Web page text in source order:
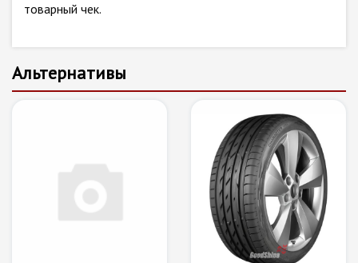
товарный чек.
Альтернативы